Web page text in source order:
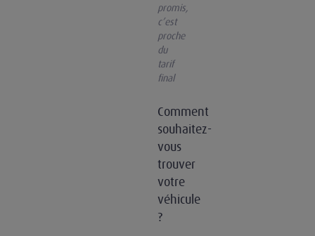
promis,
c’est
proche
du
tarif
final
Comment
souhaitez-
vous
trouver
votre
véhicule
?